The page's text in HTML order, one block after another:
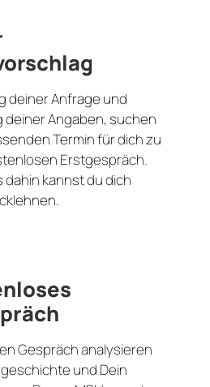
deiner Anfrage und
Angaben, suchen
Termin für dich zu
Erstgespräch.
dahin kannst du dich
Gespräch analysieren
und Dein